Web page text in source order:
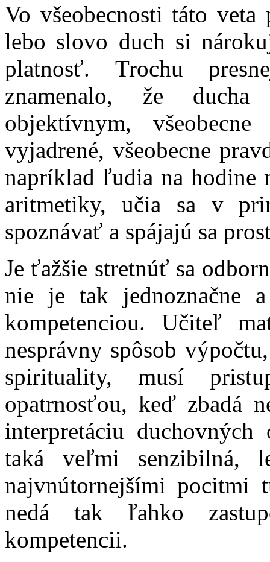
Vo všeobecnosti táto
lebo slovo duch si
platnosť. Trochu
znamenalo, že
objektívnym,
vyjadrené, všeobecne
napríklad ľudia na hodine
aritmetiky, učia sa v
spoznávať a spájajú sa
Je ťažšie stretnúť sa
nie je tak jednoznačne
kompetenciou. Učiteľ
nesprávny spôsob
spirituality, musí
opatrnosťou, keď zbadá
interpretáciu
taká veľmi senzibilná,
najvnútornejšími pocitmi
nedá tak ľahko
kompetencii.